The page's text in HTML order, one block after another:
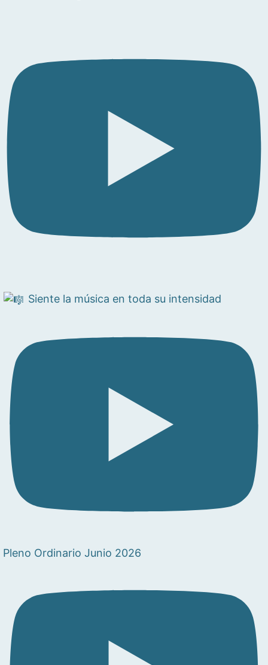
Siente la música en toda su intensidad
Pleno Ordinario Junio 2026